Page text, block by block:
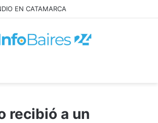
por la Ley de Propiedad Privada
recibió a un